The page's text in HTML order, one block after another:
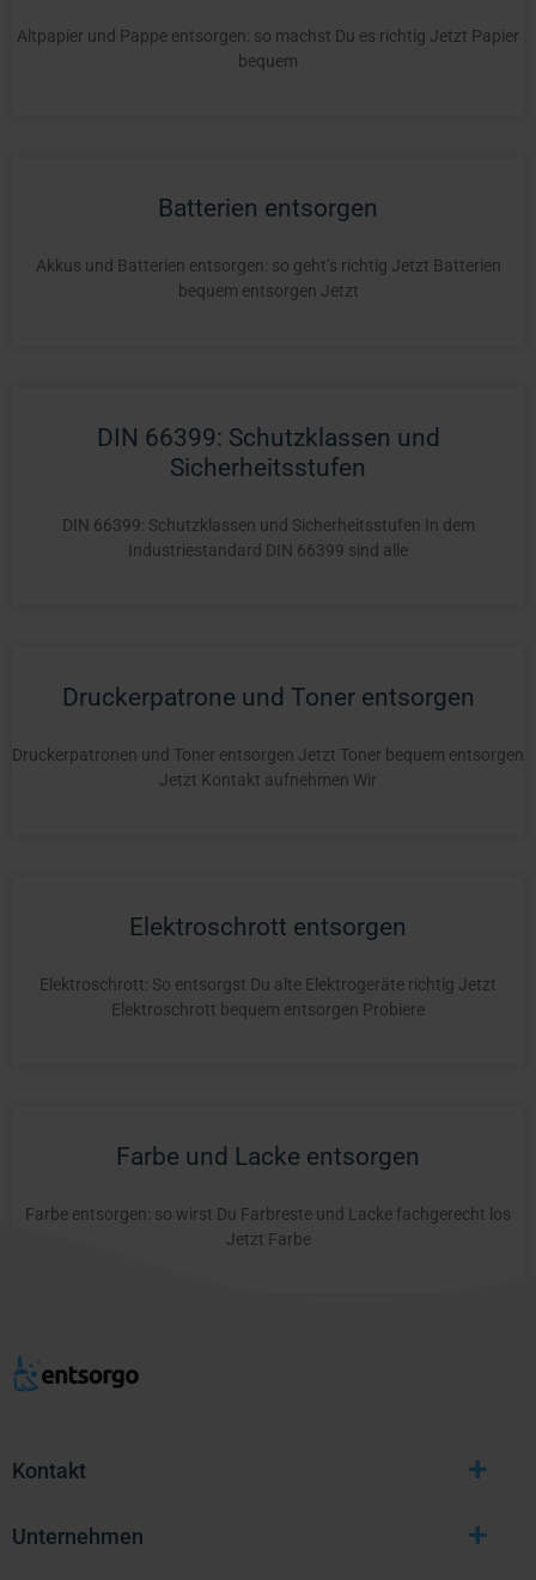
Altpapier und Pappe entsorgen: so machst Du es richtig Jetzt Papier
bequem
Batterien entsorgen
Akkus und Batterien entsorgen: so geht’s richtig Jetzt Batterien
bequem entsorgen Jetzt
DIN 66399: Schutzklassen und
Sicherheitsstufen
DIN 66399: Schutzklassen und Sicherheitsstufen In dem
Industriestandard DIN 66399 sind alle
Druckerpatrone und Toner entsorgen
Druckerpatronen und Toner entsorgen Jetzt Toner bequem entsorgen
Jetzt Kontakt aufnehmen Wir
Elektroschrott entsorgen
Elektroschrott: So entsorgst Du alte Elektrogeräte richtig Jetzt
Elektroschrott bequem entsorgen Probiere
Farbe und Lacke entsorgen
Farbe entsorgen: so wirst Du Farbreste und Lacke fachgerecht los
Jetzt Farbe
Kontakt +
Unternehmen +